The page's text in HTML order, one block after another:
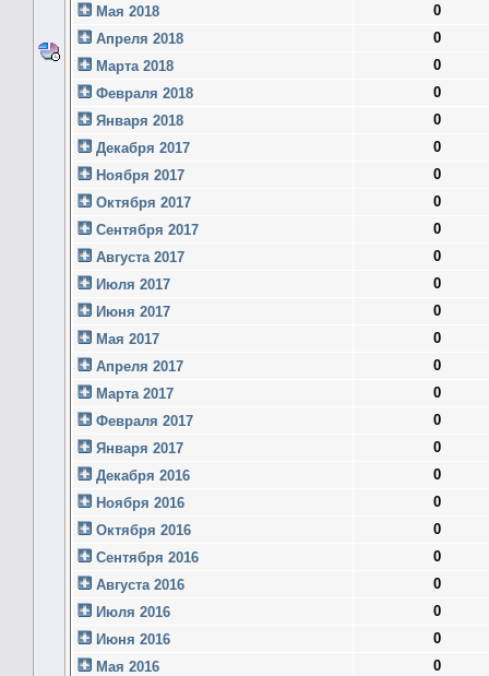
Мая 2018
0
Апреля 2018
0
Марта 2018
0
Февраля 2018
0
Января 2018
0
Декабря 2017
0
Ноября 2017
0
Октября 2017
0
Сентября 2017
0
Августа 2017
0
Июля 2017
0
Июня 2017
0
Мая 2017
0
Апреля 2017
0
Марта 2017
0
Февраля 2017
0
Января 2017
0
Декабря 2016
0
Ноября 2016
0
Октября 2016
0
Сентября 2016
0
Августа 2016
0
Июля 2016
0
Июня 2016
0
Мая 2016
0